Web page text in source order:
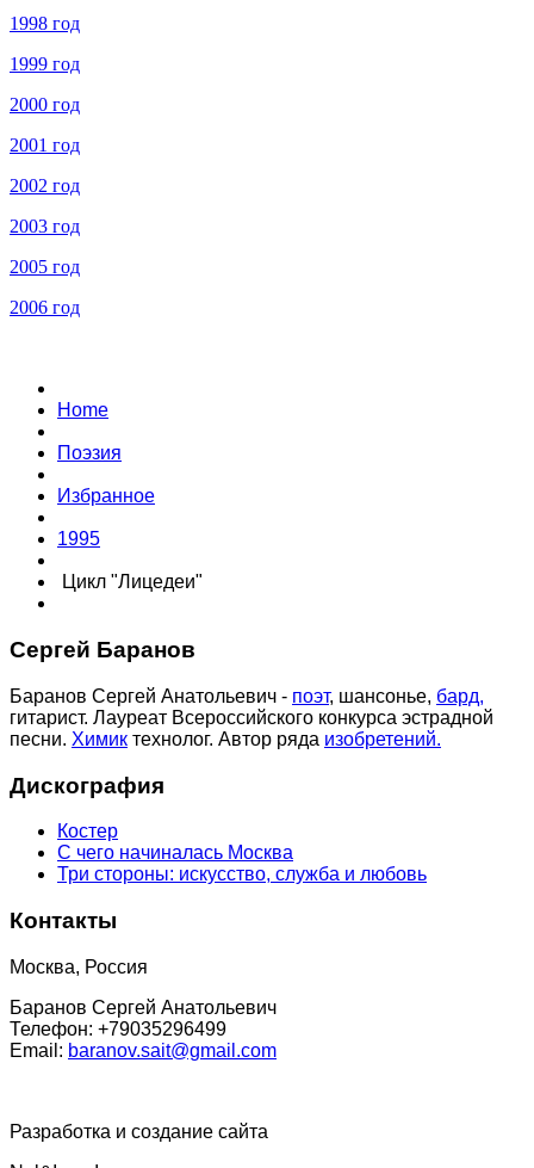
1998 год
1999 год
2000 год
2001 год
2002 год
2003 год
2005 год
2006 год
Home
Поэзия
Избранное
1995
Цикл "Лицедеи"
Сергей Баранов
Баранов Сергей Анатольевич - поэт, шансонье, бард,
гитарист. Лауреат Всероссийского конкурса эстрадной
песни. Химик технолог. Автор ряда изобретений.
Дискография
Костер
С чего начиналась Москва
Три стороны: искусство, служба и любовь
Контакты
Москва, Россия
Баранов Сергей Анатольевич
Телефон: +79035296499
Email: baranov.sait@gmail.com
Разработка и создание сайта